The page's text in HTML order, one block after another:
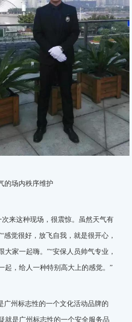
的场内秩序维护
这种现场，很震惊。虽然天气有
感觉很好，放飞自我，就是很开心，
家一起嗨。”“安保人员帅气专业，
起，给人一种特别高大上的感觉。”
标志性的一个文化活动品牌的
就是广州标志性的一个安全服务品